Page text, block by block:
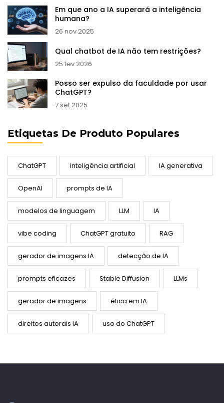
Em que ano a IA superará a inteligência
humana?
26 nov 2025
Qual chatbot de IA não tem restrições?
25 fev 2026
Posso ser expulso da faculdade por usar
ChatGPT?
7 set 2025
Etiquetas De Produto Populares
ChatGPT inteligência artificial IA generativa
OpenAI prompts de IA
modelos de linguagem LLM IA
vibe coding ChatGPT gratuito RAG
gerador de imagens IA detecção de IA
prompts eficazes Stable Diffusion LLMs
gerador de imagens ética em IA
direitos autorais IA uso do ChatGPT